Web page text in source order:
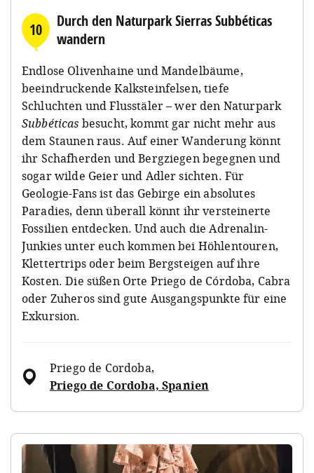
10
Durch den Naturpark Sierras Subbéticas
wandern
Endlose Olivenhaine und Mandelbäume,
beeindruckende Kalksteinfelsen, tiefe
Schluchten und Flusstäler – wer den Naturpark
Subbéticas besucht, kommt gar nicht mehr aus
dem Staunen raus. Auf einer Wanderung könnt
ihr Schafherden und Bergziegen begegnen und
sogar wilde Geier und Adler sichten. Für
Geologie-Fans ist das Gebirge ein absolutes
Paradies, denn überall könnt ihr versteinerte
Fossilien entdecken. Und auch die Adrenalin-
Junkies unter euch kommen bei Höhlentouren,
Klettertrips oder beim Bergsteigen auf ihre
Kosten. Die süßen Orte Priego de Córdoba, Cabra
oder Zuheros sind gute Ausgangspunkte für eine
Exkursion.
Priego de Cordoba,
Priego de Cordoba, Spanien